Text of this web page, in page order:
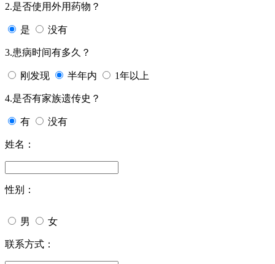
2.是否使用外用药物？
是 没有
3.患病时间有多久？
刚发现 半年内 1年以上
4.是否有家族遗传史？
有 没有
姓名：
性别：
男 女
联系方式：